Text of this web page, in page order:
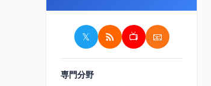
𝕏 📺 📧
専門分野